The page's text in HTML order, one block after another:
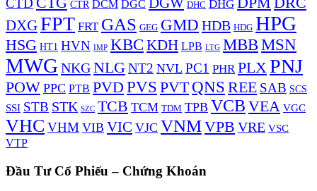
CTD CTR DCM DGC DHC DHG
DXGFPT FRT GAS GEG GMD HDB HDG HPG
HSG HT1 HVN IMP KBC KDH LPB LTG MBBMSN
MWG NKGNLGNT2 NVL PC1 PHR PLXPNJ
POW PPC PTB PVD PVS PVT QNS REE SAB SCS
SSI STB STK SZC TCB TCM TDM TPB VCB VEA VGC
VHC VHM VIB VIC VJC VNMVPB VRE VSC
VTP
Đầu Tư Cổ Phiếu – Chứng Khoán